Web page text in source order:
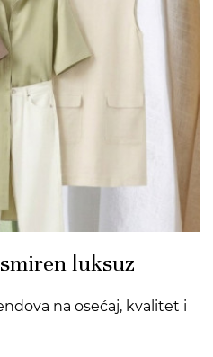
luksuz
na osećaj, kvalitet i